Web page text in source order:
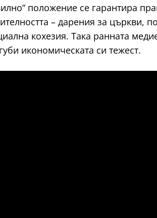
положение се гарантира
– дарения за
кохезия. Така ранната
икономическата си тежест.